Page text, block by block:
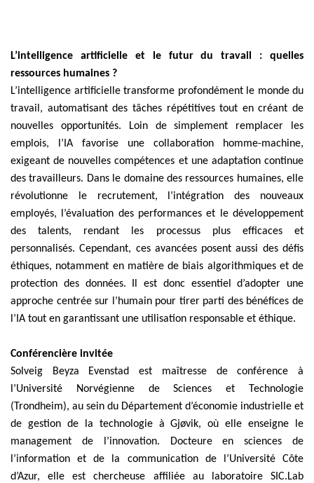
L’intelligence artificielle et le futur du travail : quelles
ressources humaines ?
L’intelligence artificielle transforme profondément le monde du
travail, automatisant des tâches répétitives tout en créant de
nouvelles opportunités. Loin de simplement remplacer les
emplois, l’IA favorise une collaboration homme-machine,
exigeant de nouvelles compétences et une adaptation continue
des travailleurs. Dans le domaine des ressources humaines, elle
révolutionne le recrutement, l’intégration des nouveaux
employés, l’évaluation des performances et le développement
des talents, rendant les processus plus efficaces et
personnalisés. Cependant, ces avancées posent aussi des défis
éthiques, notamment en matière de biais algorithmiques et de
protection des données. Il est donc essentiel d’adopter une
approche centrée sur l’humain pour tirer parti des bénéfices de
l’IA tout en garantissant une utilisation responsable et éthique.
Conférencière invitée
Solveig Beyza Evenstad est maîtresse de conférence à
l’Université Norvégienne de Sciences et Technologie
(Trondheim), au sein du Département d’économie industrielle et
de gestion de la technologie à Gjøvik, où elle enseigne le
management de l’innovation. Docteure en sciences de
l’information et de la communication de l’Université Côte
d’Azur, elle est chercheuse affiliée au laboratoire SIC.Lab